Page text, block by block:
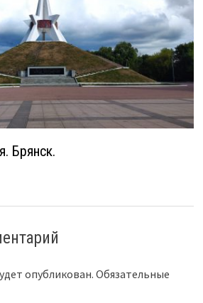
Брянск.
опубликован. Обязательные